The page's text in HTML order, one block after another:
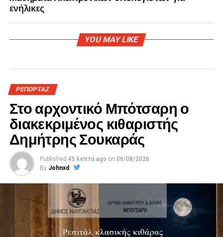
ενήλικες
YOU MAY LIKE
ΡΕΠΟΡΤΑΖ
Στο αρχοντικό Μπότσαρη ο
διακεκριμένος κιθαριστής
Δημήτρης Σουκαράς
Published 45 λεπτά ago on 06/08/2026
By Johnxd